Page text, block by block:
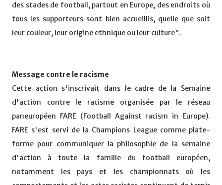
des stades de football, partout en Europe, des endroits où
tous les supporteurs sont bien accueillis, quelle que soit
leur couleur, leur origine ethnique ou leur culture".
Message contre le racisme
Cette action s'inscrivait dans le cadre de la Semaine
d'action contre le racisme organisée par le réseau
paneuropéen FARE (Football Against racism in Europe).
FARE s'est servi de la Champions League comme plate-
forme pour communiquer la philosophie de la semaine
d'action à toute la famille du football européen,
notamment les pays et les championnats où les